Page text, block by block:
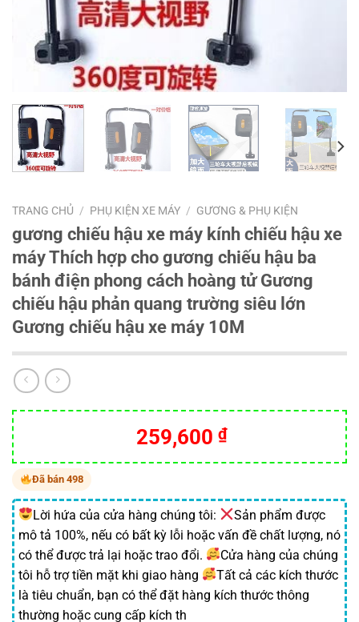
TRANG CHỦ / PHỤ KIỆN XE MÁY / GƯƠNG & PHỤ KIỆN
gương chiếu hậu xe máy kính chiếu hậu xe
máy Thích hợp cho gương chiếu hậu ba
bánh điện phong cách hoàng tử Gương
chiếu hậu phản quang trường siêu lớn
Gương chiếu hậu xe máy 10M
Giá
gốc
432,300 ₫.
259,600 ₫Giá
hiện
là:
259,600 ₫.
Đã bán 498
Lời hứa của cửa hàng chúng tôi:
Sản phẩm được
mô tả 100%, nếu có bất kỳ lỗi hoặc vấn đề chất lượng, nó
có thể được trả lại hoặc trao đổi.
Cửa hàng của chúng
tôi hỗ trợ tiền mặt khi giao hàng
Tất cả các kích thước
là tiêu chuẩn, bạn có thể đặt hàng kích thước thông
thường hoặc cung cấp kích th